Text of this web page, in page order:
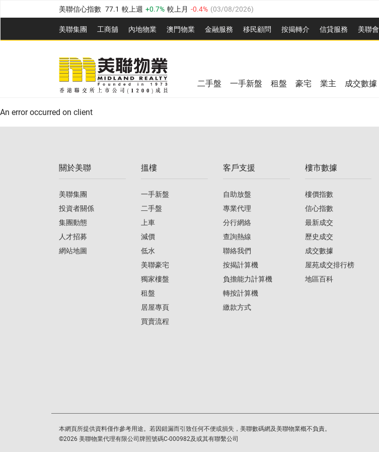
美聯信心指數 77.1 較上週 0.7% 較上月 -0.4% (03/08/2026)
全港樓價指數 149.1 較上週 0% 較上月 0.4% (03/08/2026)
港島樓價指數 157.4 較上週 -0.3% 較上月 -0.8% (03/08/2026)
九龍樓價指數 156.4 較上週 -0.1%
新界樓價指數 134.8 較上週 0.1% 0.9% 03/08/2026
美聯信心指數 77.1 較上週 0.7% 較上月
美聯集團 工商舖 內地物業 澳門物業 金融服務 移民顧問 按揭轉介 信貸服務 美聯會
全港樓價指數 149.1 較上週 0% 較上月
美聯信心指數 較上週 0.7% 03/08/2026)
二手盤 一手新盤 租盤 豪宅 業主 成交數據
An error occurred on client
關於美聯
美聯集團
投資者關係
集團動態
人才招募
網站地圖
搵樓
一手新盤
二手盤
上車
減價
低水
美聯豪宅
獨家樓盤
租盤
居屋專頁
買賣流程
客戶支援
自助放盤
專業代理
分行網絡
查詢熱線
聯絡我們
按揭計算機
負擔能力計算機
轉按計算機
繳款方式
樓市數據
樓價指數
信心指數
最新成交
歷史成交
成交數據
屋苑成交排行榜
地區百科
本網頁所提供資料僅作參考用途。若因錯漏而引致任何不便或損失，美聯數碼網及美聯物業概不負責。
©2026 美聯物業代理有限公司牌照號碼C-000982及或其有聯繫公司